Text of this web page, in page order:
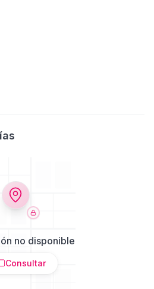
no disponible
Consultar